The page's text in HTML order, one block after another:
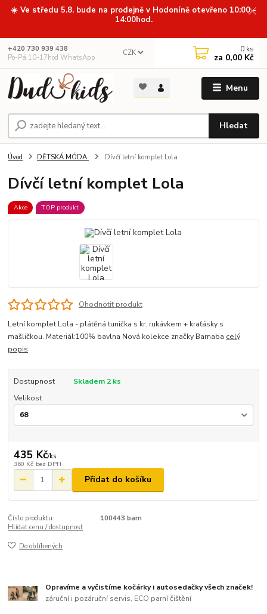
☀️ Ve středu 5.8. bude na prodejně v Hodoníně otevřeno 10:00 -
14:00hod.
Menu
CZK
Hledat
+420 730 939 438
Po-Pá 10-17hod WhatsApp
0 ks
za 0,00 Kč
Úvod DĚTSKÁ MÓDA Dívčí letní komplet Lola
Dívčí letní komplet Lola
Akce TOP produkt
Ohodnotit produkt
Letní komplet Lola - plátěná tunička s kr. rukávkem + kraťásky s
mašličkou. Materiál:100% bavlna Nová kolekce značky Barnaba celý
popis
Dostupnost
Skladem 2 ks
Velikost
435 Kč/ks
360 Kč bez DPH
Přidat do košíku
Číslo produktu:
100443 barn
Hlídat cenu / dostupnost
Do oblíbených
Opravíme a vyčistíme kočárky i autosedačky všech značek!
záruční i pozáruční servis, ECO parní čištění